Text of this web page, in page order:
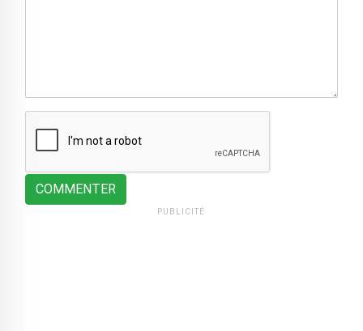
COMMENTER
PUBLICITÉ